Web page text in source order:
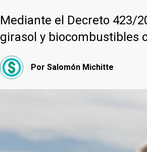
Mediante el Decreto 423/
girasol y biocombustibles
Por Salomón Michitte